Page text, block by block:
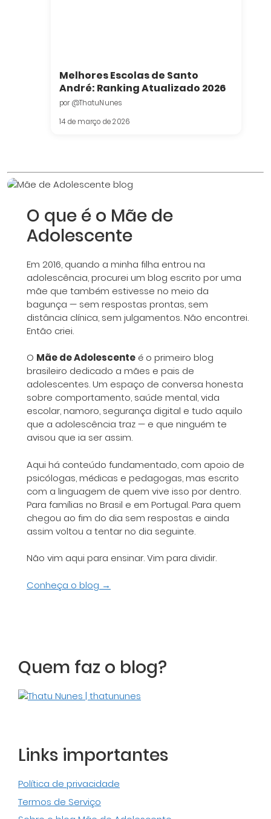
Melhores Escolas de Santo
André: Ranking Atualizado 2026
por @ThatuNunes
14 de março de 2026
O que é o Mãe de
Adolescente
Em 2016, quando a minha filha entrou na
adolescência, procurei um blog escrito por uma
mãe que também estivesse no meio da
bagunça — sem respostas prontas, sem
distância clínica, sem julgamentos. Não encontrei.
Então criei.
O Mãe de Adolescente é o primeiro blog
brasileiro dedicado a mães e pais de
adolescentes. Um espaço de conversa honesta
sobre comportamento, saúde mental, vida
escolar, namoro, segurança digital e tudo aquilo
que a adolescência traz — e que ninguém te
avisou que ia ser assim.
Aqui há conteúdo fundamentado, com apoio de
psicólogas, médicas e pedagogas, mas escrito
com a linguagem de quem vive isso por dentro.
Para famílias no Brasil e em Portugal. Para quem
chegou ao fim do dia sem respostas e ainda
assim voltou a tentar no dia seguinte.
Não vim aqui para ensinar. Vim para dividir.
Conheça o blog →
Quem faz o blog?
Links importantes
Política de privacidade
Termos de Serviço